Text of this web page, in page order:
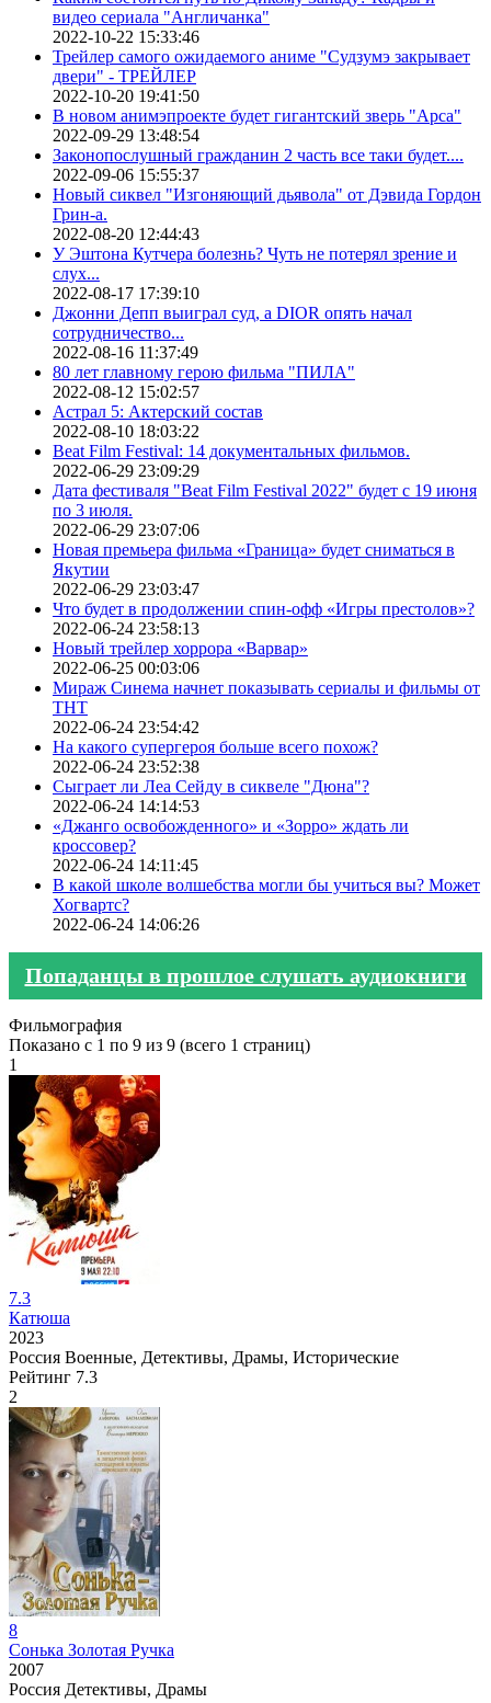
видео сериала "Англичанка"
2022-10-22 15:33:46
Трейлер самого ожидаемого аниме "Судзумэ закрывает
двери" - ТРЕЙЛЕР
2022-10-20 19:41:50
В новом анимэпроекте будет гигантский зверь "Арса"
2022-09-29 13:48:54
Законопослушный гражданин 2 часть все таки будет....
2022-09-06 15:55:37
Новый сиквел "Изгоняющий дьявола" от Дэвида Гордон
Грин-а.
2022-08-20 12:44:43
У Эштона Кутчера болезнь? Чуть не потерял зрение и
слух...
2022-08-17 17:39:10
Джонни Депп выиграл суд, а DIOR опять начал
сотрудничество...
2022-08-16 11:37:49
80 лет главному герою фильма "ПИЛА"
2022-08-12 15:02:57
Астрал 5: Актерский состав
2022-08-10 18:03:22
Beat Film Festival: 14 документальных фильмов.
2022-06-29 23:09:29
Дата фестиваля "Beat Film Festival 2022" будет с 19 июня
по 3 июля.
2022-06-29 23:07:06
Новая премьера фильма «Граница» будет сниматься в
Якутии
2022-06-29 23:03:47
Что будет в продолжении спин-офф «Игры престолов»?
2022-06-24 23:58:13
Новый трейлер хоррора «Варвар»
2022-06-25 00:03:06
Мираж Синема начнет показывать сериалы и фильмы от
ТНТ
2022-06-24 23:54:42
На какого супергероя больше всего похож?
2022-06-24 23:52:38
Сыграет ли Леа Сейду в сиквеле "Дюна"?
2022-06-24 14:14:53
«Джанго освобожденного» и «Зорро» ждать ли
кроссовер?
2022-06-24 14:11:45
В какой школе волшебства могли бы учиться вы? Может
Хогвартс?
2022-06-24 14:06:26
Попаданцы в прошлое слушать аудиокниги
Фильмография
Показано с 1 по 9 из 9 (всего 1 страниц)
1
7.3
Катюша
2023
Россия Военные, Детективы, Драмы, Исторические
Рейтинг 7.3
2
8
Сонька Золотая Ручка
2007
Россия Детективы, Драмы